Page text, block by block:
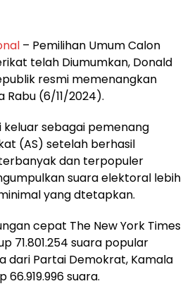
– Pemilihan Umum Calon
telah Diumumkan, Donald
resmi memenangkan
Rabu (6/11/2024).
sebagai pemenang
(AS) setelah berhasil
dan terpopuler
suara elektoral lebih
yang dtetapkan.
cepat The New York Times
71.801.254 suara popular
dari Partai Demokrat, Kamala
suara.